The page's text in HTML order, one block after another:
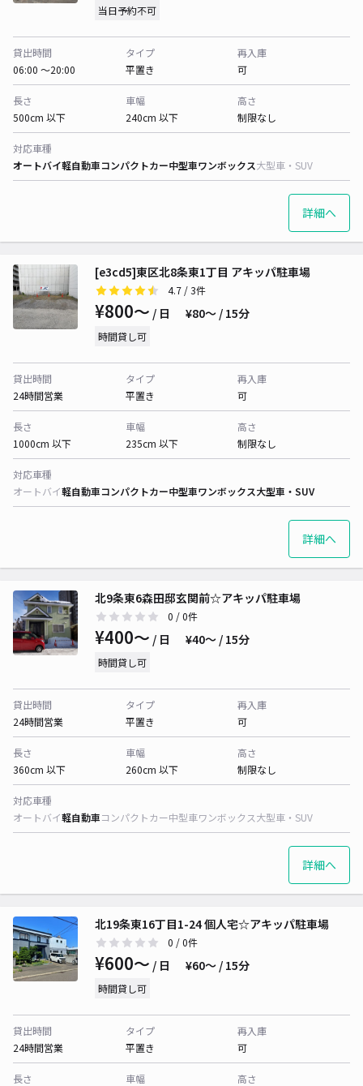
当日予約不可
貸出時間
06:00 〜20:00
タイプ
平置き
再入庫
可
長さ
500cm 以下
車幅
240cm 以下
高さ
制限なし
対応車種
オートバイ軽自動車コンパクトカー中型車ワンボックス大型車・SUV
詳細へ
[e3cd5]東区北8条東1丁目 アキッパ駐車場
4.7 / 3件
¥800〜 / 日 ¥80〜 / 15分
時間貸し可
貸出時間
24時間営業
タイプ
平置き
再入庫
可
長さ
1000cm 以下
車幅
235cm 以下
高さ
制限なし
対応車種
オートバイ軽自動車コンパクトカー中型車ワンボックス大型車・SUV
詳細へ
北9条東6森田邸玄関前☆アキッパ駐車場
0 / 0件
¥400〜 / 日 ¥40〜 / 15分
時間貸し可
貸出時間
24時間営業
タイプ
平置き
再入庫
可
長さ
360cm 以下
車幅
260cm 以下
高さ
制限なし
対応車種
オートバイ軽自動車コンパクトカー中型車ワンボックス大型車・SUV
詳細へ
北19条東16丁目1-24 個人宅☆アキッパ駐車場
0 / 0件
¥600〜 / 日 ¥60〜 / 15分
時間貸し可
貸出時間
24時間営業
タイプ
平置き
再入庫
可
長さ
車幅
高さ